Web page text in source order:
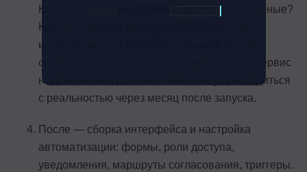
Какие поля нужны форме? Где хранятся данные?
Как они связаны между собой? Нужна ли
интеграция с CRM, 1С или корпоративной
системой? Этот этап определяет, будет ли сервис
надёжным или данные в нём начнут расходиться
с реальностью через месяц после запуска.
После — сборка интерфейса и настройка
автоматизации: формы, роли доступа,
уведомления, маршруты согласования, триггеры.